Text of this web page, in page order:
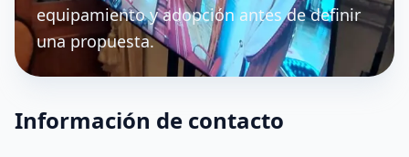
equipamiento y adopción antes de definir
una propuesta.
Información de contacto